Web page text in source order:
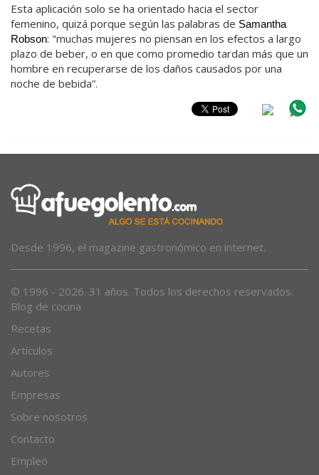
Esta aplicación solo se ha orientado hacia el sector
femenino, quizá porque según las palabras de Samantha
Robson: "muchas mujeres no piensan en los efectos a largo
plazo de beber, o en que como promedio tardan más que un
hombre en recuperarse de los daños causados por una
noche de bebida”.
Desde 1996, el magazine gastronómico en internet.
© 1996 - 2026. 31 años. Todos los derechos reservados.
Blog de cocina
Recetas
Artículos
Autores
Empresas
Sobre nosotros
Contacto
Empleo